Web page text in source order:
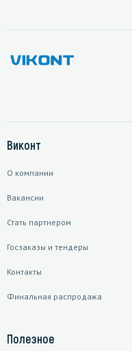
Виконт
О компании
Вакансии
Стать партнером
Госзаказы и тендеры
Контакты
Финальная распродажа
Полезное